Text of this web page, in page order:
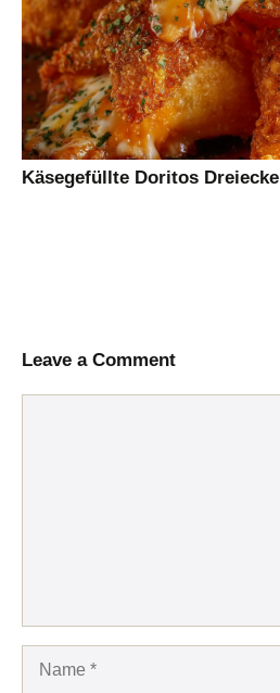
Käsegefüllte Doritos Dreiecke
Leave a Comment